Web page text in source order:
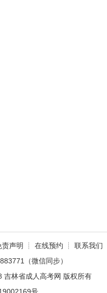
责声明 ┊ 在线预约 ┊ 联系我们
（微信同步）
林省成人高考网 版权所有